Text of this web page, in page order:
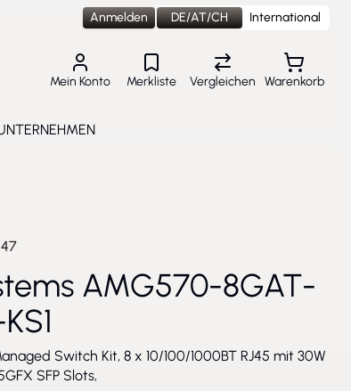
Anmelden DE/AT/CH International
Mein Konto Merkliste Vergleichen Warenkorb
AMG570-8GAT-
Switch Kit, 8 x 10/100/1000BT RJ45 mit 30W
SFP Slots,